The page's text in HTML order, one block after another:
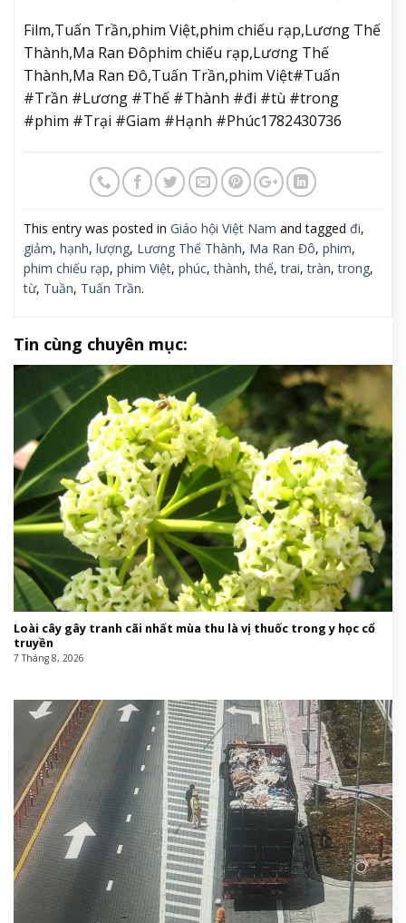
Film,Tuấn Trần,phim Việt,phim chiếu rạp,Lương Thế
Thành,Ma Ran Đôphim chiếu rạp,Lương Thế
Thành,Ma Ran Đô,Tuấn Trần,phim Việt#Tuấn
#Trần #Lương #Thế #Thành #đi #tù #trong
#phim #Trại #Giam #Hạnh #Phúc1782430736
This entry was posted in Giáo hội Việt Nam and tagged đi,
giảm, hạnh, lượng, Lương Thế Thành, Ma Ran Đô, phim,
phim chiếu rạp, phim Việt, phúc,thành,thể,trai,tràn,trong,
từ, Tuần, Tuấn Trần.
Tin cùng chuyên mục:
Loài cây gây tranh cãi nhất mùa thu là vị thuốc trong y học cổ
truyền
7 Tháng 8, 2026